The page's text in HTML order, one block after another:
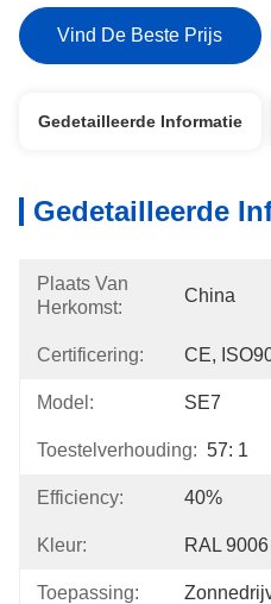
Vind De Beste Prijs
Gedetailleerde Informatie
Gedetailleerde
Plaats Van
Herkomst:
China
Certificering: CE,
Model: SE7
Toestelverhouding: 57: 1
Efficiency: 40%
Kleur: RAL
Toepassing: